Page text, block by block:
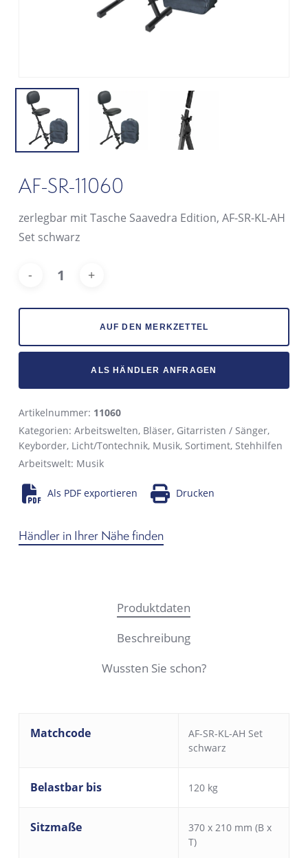
AF-SR-11060
zerlegbar mit Tasche Saavedra Edition, AF-SR-KL-AH
Set schwarz
AUF DEN MERKZETTEL
ALS HÄNDLER ANFRAGEN
Artikelnummer: 11060
Kategorien: Arbeitswelten, Bläser, Gitarristen / Sänger,
Keyborder, Licht/Tontechnik, Musik, Sortiment, Stehhilfen
Arbeitswelt: Musik
Als PDF exportieren Drucken
Händler in Ihrer Nähe finden
Produktdaten
Beschreibung
Wussten Sie schon?
Matchcode
AF-SR-KL-AH Set
schwarz
Belastbar bis 120 kg
Sitzmaße
370 x 210 mm (B x
T)